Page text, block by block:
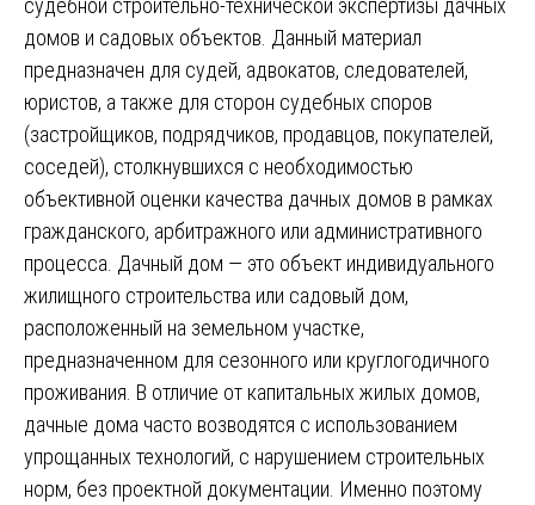
судебной строительно-технической экспертизы дачных
домов и садовых объектов. Данный материал
предназначен для судей, адвокатов, следователей,
юристов, а также для сторон судебных споров
(застройщиков, подрядчиков, продавцов, покупателей,
соседей), столкнувшихся с необходимостью
объективной оценки качества дачных домов в рамках
гражданского, арбитражного или административного
процесса. Дачный дом — это объект индивидуального
жилищного строительства или садовый дом,
расположенный на земельном участке,
предназначенном для сезонного или круглогодичного
проживания. В отличие от капитальных жилых домов,
дачные дома часто возводятся с использованием
упрощанных технологий, с нарушением строительных
норм, без проектной документации. Именно поэтому